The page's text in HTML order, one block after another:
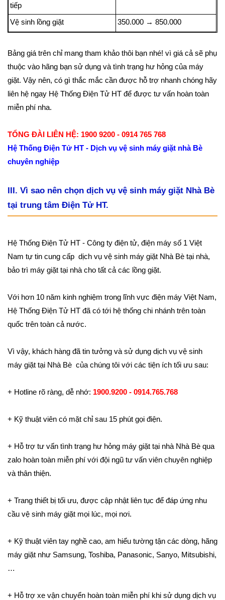
tiếp
Vệ sinh lồng giặt 350.000 → 850.000
Bảng giá trên chỉ mang tham khảo thôi bạn nhé! vì giá cả sẽ phụ
thuộc vào hãng bạn sử dụng và tình trạng hư hỏng của máy
giặt. Vậy nên, có gì thắc mắc cần được hỗ trợ nhanh chóng hãy
liên hệ ngay Hệ Thống Điện Tử HT để được tư vấn hoàn toàn
miễn phí nha.
TỔNG ĐÀI LIÊN HỆ: 1900 9200 - 0914 765 768
Hệ Thống Điện Tử HT - Dịch vụ vệ sinh máy giặt nhà Bè
chuyên nghiệp
III. Vì sao nên chọn dịch vụ vệ sinh máy giặt Nhà Bè
tại trung tâm Điện Tử HT.
Hệ Thống Điện Tử HT - Công ty điện tử, điện máy số 1 Việt
Nam tự tin cung cấp dịch vụ vệ sinh máy giặt Nhà Bè tại nhà,
bảo trì máy giặt tại nhà cho tất cả các lồng giặt.
Với hơn 10 năm kinh nghiệm trong lĩnh vực điện máy Việt Nam,
Hệ Thống Điện Tử HT đã có tới hệ thống chi nhánh trên toàn
quốc trên toàn cả nước.
Vì vậy, khách hàng đã tin tưởng và sử dụng dịch vụ vệ sinh
máy giặt tại Nhà Bè của chúng tôi với các tiện ích tối ưu sau:
+ Hotline rõ ràng, dễ nhớ: 1900.9200 - 0914.765.768
+ Kỹ thuật viên có mặt chỉ sau 15 phút gọi điện.
+ Hỗ trợ tư vấn tình trạng hư hỏng máy giặt tại nhà Nhà Bè qua
zalo hoàn toàn miễn phí với đội ngũ tư vấn viên chuyên nghiệp
và thân thiện.
+ Trang thiết bị tối ưu, được cập nhật liên tục để đáp ứng nhu
cầu vệ sinh máy giặt mọi lúc, mọi nơi.
+ Kỹ thuật viên tay nghề cao, am hiểu tường tận các dòng, hãng
máy giặt như Samsung, Toshiba, Panasonic, Sanyo, Mitsubishi,
…
+ Hỗ trợ xe vận chuyển hoàn toàn miễn phí khi sử dụng dịch vụ